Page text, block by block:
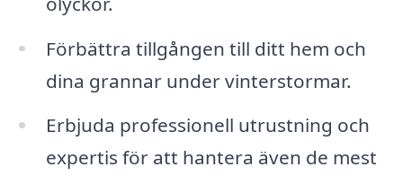
Förbättra tillgången till ditt hem och
dina grannar under vinterstormar.
Erbjuda professionell utrustning och
expertis för att hantera även de mest